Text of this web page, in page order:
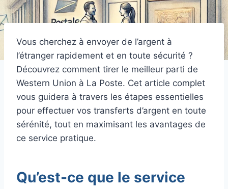
Vous cherchez à envoyer de l’argent à
l’étranger rapidement et en toute sécurité ?
Découvrez comment tirer le meilleur parti de
Western Union à La Poste. Cet article complet
vous guidera à travers les étapes essentielles
pour effectuer vos transferts d’argent en toute
sérénité, tout en maximisant les avantages de
ce service pratique.
Qu’est-ce que le service